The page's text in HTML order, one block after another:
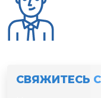
СВЯЖИТЕСЬ